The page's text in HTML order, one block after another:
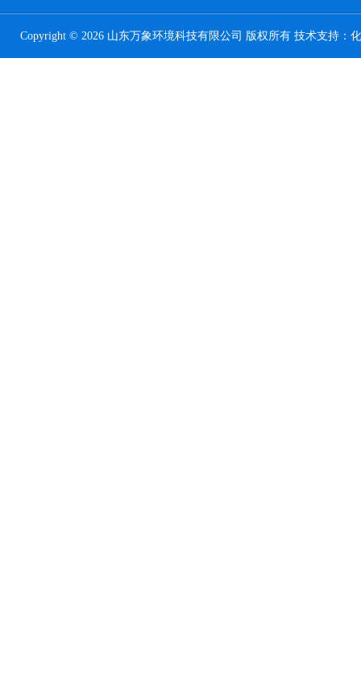
Copyright © 2026 山东万象环境科技有限公司 版权所有 技术支持：